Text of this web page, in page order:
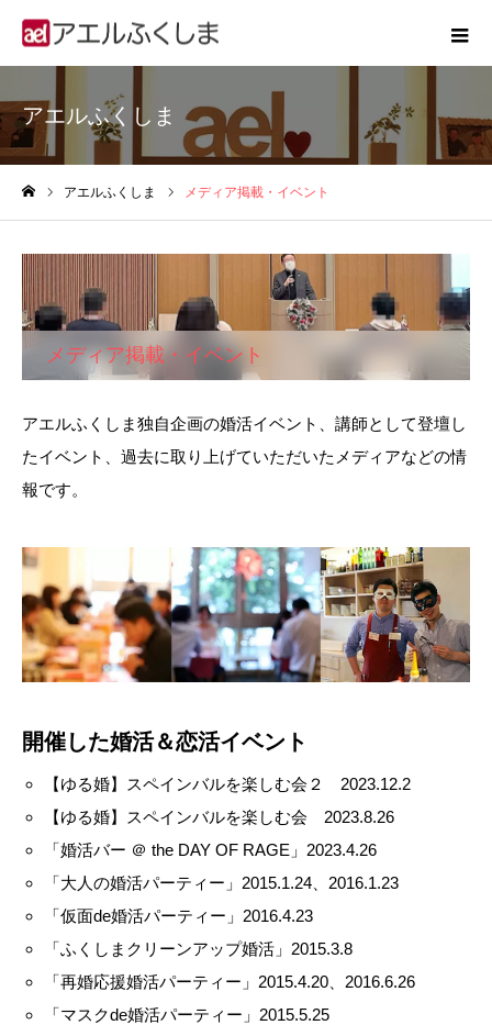
アエルふくしま
アエルふくしま メディア掲載・イベント
メディア掲載・イベント
アエルふくしま独自企画の婚活イベント、講師として登壇し
たイベント、過去に取り上げていただいたメディアなどの情
報です。
開催した婚活＆恋活イベント
【ゆる婚】スペインバルを楽しむ会２ 2023.12.2
【ゆる婚】スペインバルを楽しむ会 2023.8.26
「婚活バー ＠ the DAY OF RAGE」2023.4.26
「大人の婚活パーティー」2015.1.24、2016.1.23
「仮面de婚活パーティー」2016.4.23
「ふくしまクリーンアップ婚活」2015.3.8
「再婚応援婚活パーティー」2015.4.20、2016.6.26
「マスクde婚活パーティー」2015.5.25